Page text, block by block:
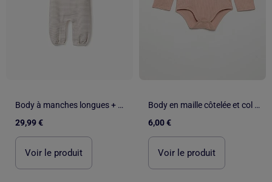
Body à manches longues + salopette à rayures
29,99 €
Voir le produit
Body en maille côtelée et col fantaisie
6,00 €
Voir le produit